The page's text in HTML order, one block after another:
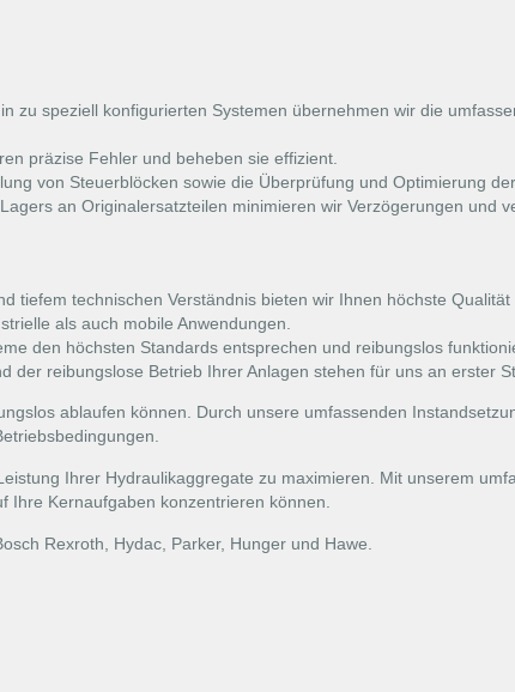
zu speziell konfigurierten Systemen übernehmen wir die
präzise Fehler und beheben sie effizient.
von Steuerblöcken sowie die Überprüfung und Optimierung
an Originalersatzteilen minimieren wir Verzögerungen und
tiefem technischen Verständnis bieten wir Ihnen höchste Qualität
als auch mobile Anwendungen.
den höchsten Standards entsprechen und reibungslos
der reibungslose Betrieb Ihrer Anlagen stehen für uns an erster
ablaufen können. Durch unsere umfassenden
Ihrer Hydraulikaggregate zu maximieren. Mit unserem
Ihre Kernaufgaben konzentrieren können.
Rexroth, Hydac, Parker, Hunger und Hawe.